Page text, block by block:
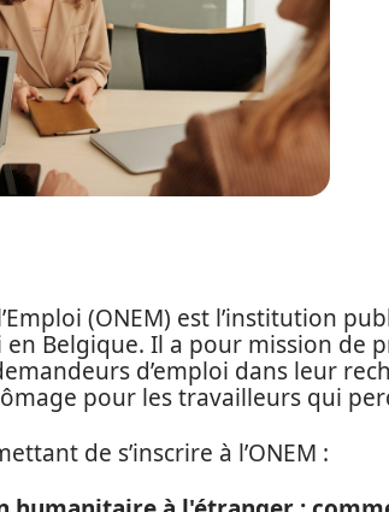
(ONEM) est l’institution
en Belgique. Il a pour mission de
d’emploi dans leur
pour les travailleurs qui
de s’inscrire à l’ONEM :